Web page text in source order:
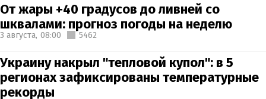
От жары +40 градусов до ливней со
шквалами: прогноз погоды на неделю
3 августа, 08:00 5462
Украину накрыл "тепловой купол": в 5
регионах зафиксированы температурные
рекорды